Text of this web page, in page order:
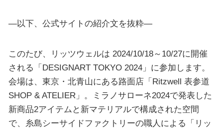
—以下、公式サイトの紹介文を抜粋—
このたび、リッツウェルは 2024/10/18～10/27に開催
される「DESIGNART TOKYO 2024」に参加します。
会場は、東京・北青山にある路面店「Ritzwell 表参道
SHOP & ATELIER」。ミラノサローネ2024で発表した
新商品2アイテムと新マテリアルで構成された空間
で、糸島シーサイドファクトリーの職人による「リッ